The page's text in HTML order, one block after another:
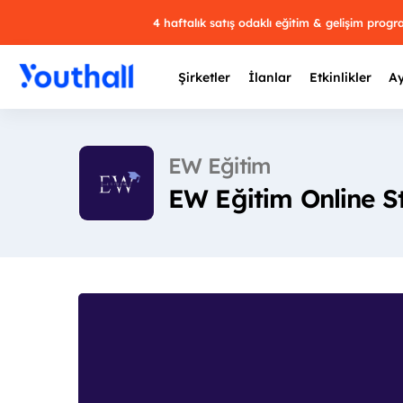
4 haftalık satış odaklı eğitim & gelişim
Şirketler İlanlar Etkinlikler
EW Eğitim
EW Eğitim Online